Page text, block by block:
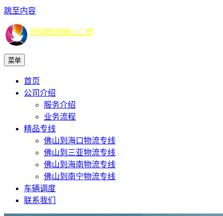
跳至内容
途鸽物流佛山二部
菜单
首页
公司介绍
服务介绍
业务流程
精品专线
佛山到海口物流专线
佛山到三亚物流专线
佛山到海南物流专线
佛山到南宁物流专线
车辆调度
联系我们